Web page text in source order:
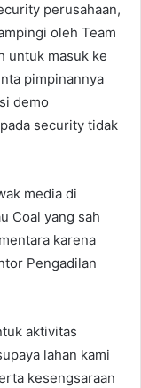
perusahaan,
oleh Team
untuk masuk ke
pimpinannya
demo
security tidak
media di
Coal yang sah
karena
Pengadilan
aktivitas
lahan kami
kesengsaraan